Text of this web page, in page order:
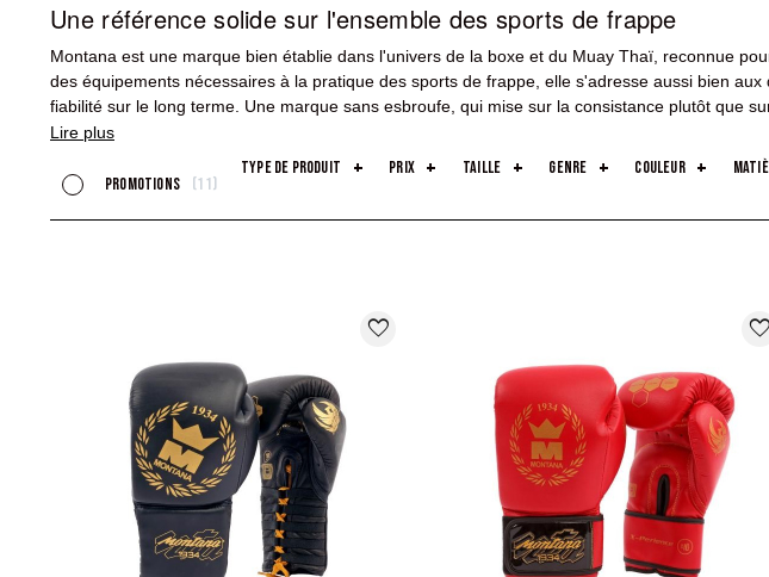
Une référence solide sur l'ensemble des sports de frappe
Montana est une marque bien établie dans l'univers de la boxe et du Muay Thaï, reconnue
des équipements nécessaires à la pratique des sports de frappe, elle s'adresse aussi bien
fiabilité sur le long terme. Une marque sans esbroufe, qui mise sur la consistance plutôt que
Chez Grizzliz, le catalogue Montana est l'un des plus complets parmi les marques de frappe
protège-dents, casques — de quoi équiper un pratiquant de la tête aux pieds avec une seule
promotions 11
type de produit prix taille genre couleur
favorite_border favorite_border